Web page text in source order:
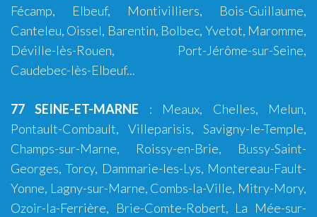
Fécamp, Elbeuf, Montivilliers, Bois-Guillaume,
Canteleu, Oissel, Barentin, Bolbec, Yvetot, Maromme,
Déville-lès-Rouen, Port-Jérôme-sur-Seine,
Caudebec-lès-Elbeuf...
77 SEINE-ET-MARNE : Meaux, Chelles, Melun,
Pontault-Combault, Villeparisis, Savigny-le-Temple,
Champs-sur-Marne, Roissy-en-Brie, Bussy-Saint-
Georges,Torcy, Dammarie-les-Lys, Montereau-Fault-
Yonne, Lagny-sur-Marne, Combs-la-Ville, Mitry-Mory,
Ozoir-la-Ferrière, Brie-Comte-Robert, La Mée-sur-